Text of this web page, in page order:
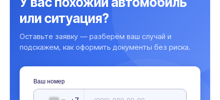
или ситуация?
Оставьте заявку — разберём ваш случай и
подскажем, как оформить документы без риска.
Ваш номер